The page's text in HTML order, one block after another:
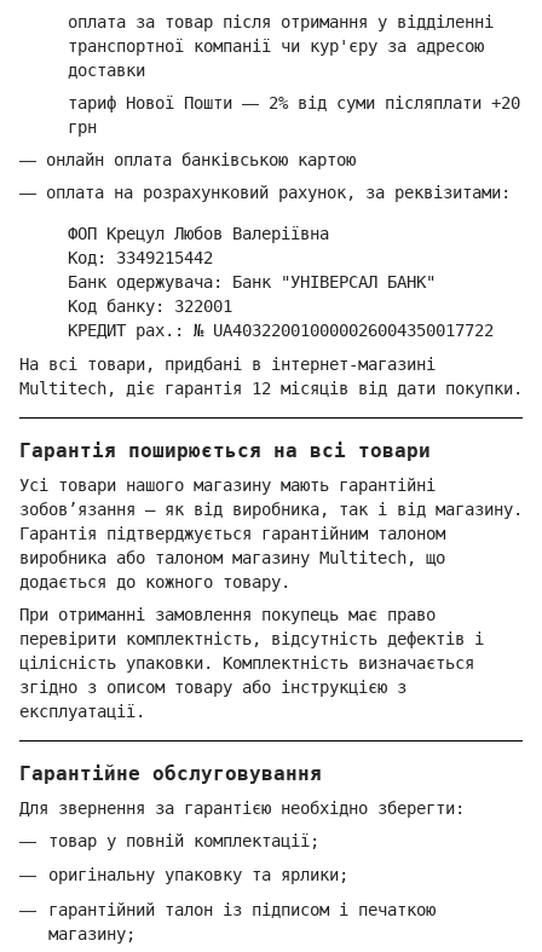
оплата за товар після отримання у відділенні
транспортної компанії чи кур'єру за адресою
доставки
тариф Нової Пошти — 2% від суми післяплати +20
грн
— онлайн оплата банківською картою
— оплата на розрахунковий рахунок, за реквізитами:
ФОП Крецул Любов Валеріївна
Код: 3349215442
Банк одержувача: Банк "УНІВЕРСАЛ БАНК"
Код банку: 322001
КРЕДИТ рах.: № UA403220010000026004350017722
На всі товари, придбані в інтернет-магазині
Multitech, діє гарантія 12 місяців від дати покупки.
Гарантія поширюється на всі товари
Усі товари нашого магазину мають гарантійні
зобов’язання — як від виробника, так і від магазину.
Гарантія підтверджується гарантійним талоном
виробника або талоном магазину Multitech, що
додається до кожного товару.
При отриманні замовлення покупець має право
перевірити комплектність, відсутність дефектів і
цілісність упаковки. Комплектність визначається
згідно з описом товару або інструкцією з
експлуатації.
Гарантійне обслуговування
Для звернення за гарантією необхідно зберегти:
товар у повній комплектації;
оригінальну упаковку та ярлики;
гарантійний талон із підписом і печаткою
магазину;